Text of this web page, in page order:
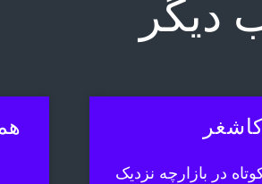
دیگر
در بازارچه نزدیک